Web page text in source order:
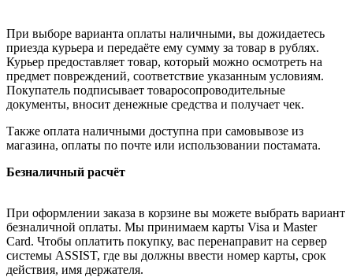
При выборе варианта оплаты наличными, вы дожидаетесь
приезда курьера и передаёте ему сумму за товар в рублях.
Курьер предоставляет товар, который можно осмотреть на
предмет повреждений, соответствие указанным условиям.
Покупатель подписывает товаросопроводительные
документы, вносит денежные средства и получает чек.
Также оплата наличными доступна при самовывозе из
магазина, оплаты по почте или использовании постамата.
Безналичный расчёт
При оформлении заказа в корзине вы можете выбрать вариант
безналичной оплаты. Мы принимаем карты Visa и Master
Card. Чтобы оплатить покупку, вас перенаправит на сервер
системы ASSIST, где вы должны ввести номер карты, срок
действия, имя держателя.